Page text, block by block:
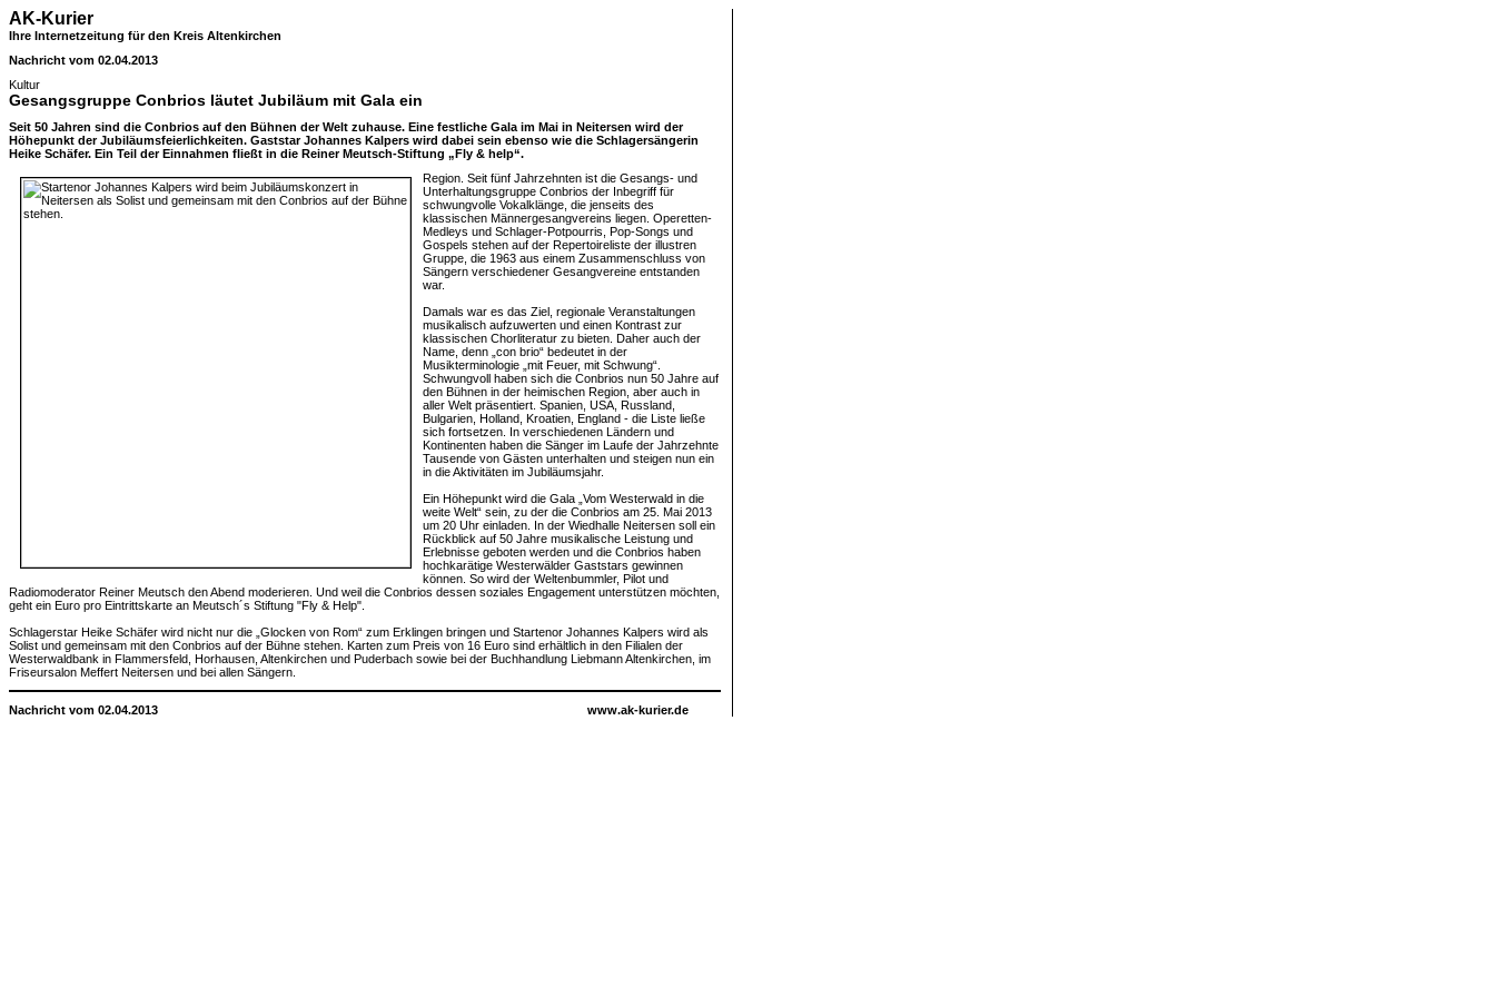
AK-Kurier
Ihre Internetzeitung für den Kreis Altenkirchen
Nachricht vom 02.04.2013
Kultur
Gesangsgruppe Conbrios läutet Jubiläum mit Gala ein
Seit 50 Jahren sind die Conbrios auf den Bühnen der Welt zuhause. Eine festliche Gala im Mai in Neitersen wird der
Höhepunkt der Jubiläumsfeierlichkeiten. Gaststar Johannes Kalpers wird dabei sein ebenso wie die Schlagersängerin
Heike Schäfer. Ein Teil der Einnahmen fließt in die Reiner Meutsch-Stiftung „Fly & help“.
Region. Seit fünf Jahrzehnten ist die Gesangs- und
Unterhaltungsgruppe Conbrios der Inbegriff für
schwungvolle Vokalklänge, die jenseits des
klassischen Männergesangvereins liegen. Operetten-
Medleys und Schlager-Potpourris, Pop-Songs und
Gospels stehen auf der Repertoireliste der illustren
Gruppe, die 1963 aus einem Zusammenschluss von
Sängern verschiedener Gesangvereine entstanden
war.
Damals war es das Ziel, regionale Veranstaltungen
musikalisch aufzuwerten und einen Kontrast zur
klassischen Chorliteratur zu bieten. Daher auch der
Name, denn „con brio“ bedeutet in der
Musikterminologie „mit Feuer, mit Schwung“.
Schwungvoll haben sich die Conbrios nun 50 Jahre auf
den Bühnen in der heimischen Region, aber auch in
aller Welt präsentiert. Spanien, USA, Russland,
Bulgarien, Holland, Kroatien, England - die Liste ließe
sich fortsetzen. In verschiedenen Ländern und
Kontinenten haben die Sänger im Laufe der Jahrzehnte
Tausende von Gästen unterhalten und steigen nun ein
in die Aktivitäten im Jubiläumsjahr.
Ein Höhepunkt wird die Gala „Vom Westerwald in die
weite Welt“ sein, zu der die Conbrios am 25. Mai 2013
um 20 Uhr einladen. In der Wiedhalle Neitersen soll ein
Rückblick auf 50 Jahre musikalische Leistung und
Erlebnisse geboten werden und die Conbrios haben
hochkarätige Westerwälder Gaststars gewinnen
können. So wird der Weltenbummler, Pilot und
Radiomoderator Reiner Meutsch den Abend moderieren. Und weil die Conbrios dessen soziales Engagement unterstützen möchten,
geht ein Euro pro Eintrittskarte an Meutsch´s Stiftung "Fly & Help".
Schlagerstar Heike Schäfer wird nicht nur die „Glocken von Rom“ zum Erklingen bringen und Startenor Johannes Kalpers wird als
Solist und gemeinsam mit den Conbrios auf der Bühne stehen. Karten zum Preis von 16 Euro sind erhältlich in den Filialen der
Westerwaldbank in Flammersfeld, Horhausen, Altenkirchen und Puderbach sowie bei der Buchhandlung Liebmann Altenkirchen, im
Friseursalon Meffert Neitersen und bei allen Sängern.
Nachricht vom 02.04.2013 www.ak-kurier.de